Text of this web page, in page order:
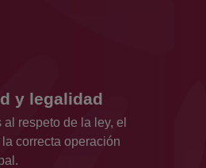
y legalidad
respeto de la ley, el
correcta operación